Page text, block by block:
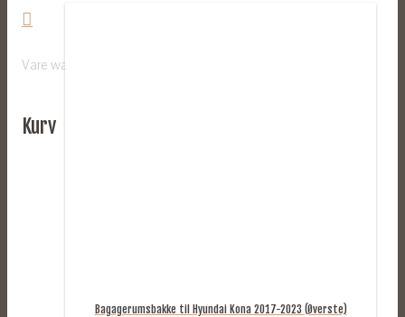
Vare was added to your cart
Kurv
Bagagerumsbakke til Hyundai Kona 2017-2023 (Øverste)